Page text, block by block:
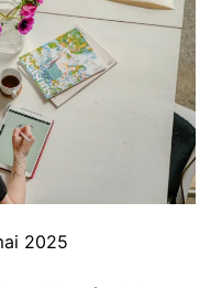
2025